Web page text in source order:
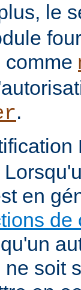
le
comme
.
en
de
soit